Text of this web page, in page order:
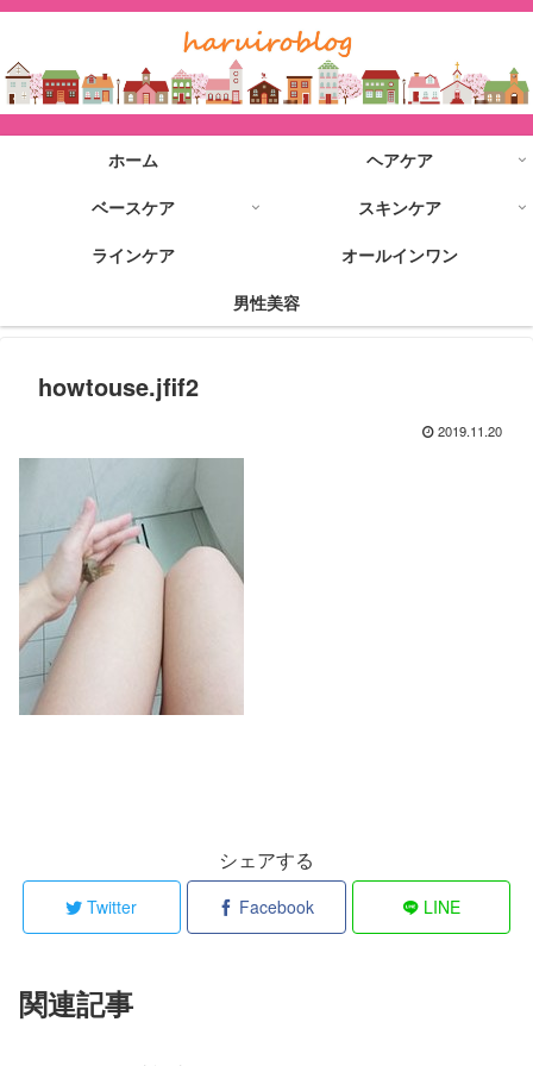
ホーム
ヘアケア
ベースケア
スキンケア
ラインケア
オールインワン
男性美容
howtouse.jfif2
2019.11.20
シェアする
Twitter Facebook LINE
関連記事